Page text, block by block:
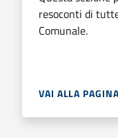
resoconti di
Comunale.
VAI ALLA PAGINA